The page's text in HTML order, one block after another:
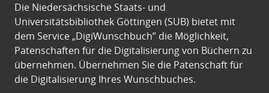
Die Niedersächsische Staats- und
Universitätsbibliothek Göttingen (SUB) bietet mit
dem Service „DigiWunschbuch” die Möglichkeit,
Patenschaften für die Digitalisierung von Büchern zu
übernehmen. Übernehmen Sie die Patenschaft für
die Digitalisierung Ihres Wunschbuches.